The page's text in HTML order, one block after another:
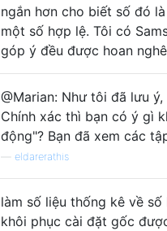
ngắn hơn cho biết số đó
một số hợp lệ. Tôi có
góp ý đều được hoan
@Marian: Như tôi đã lưu
Chính xác thì bạn có ý gì
động"? Bạn đã xem các
eldarerathis
làm số liệu thống kê về
khôi phục cài đặt gốc